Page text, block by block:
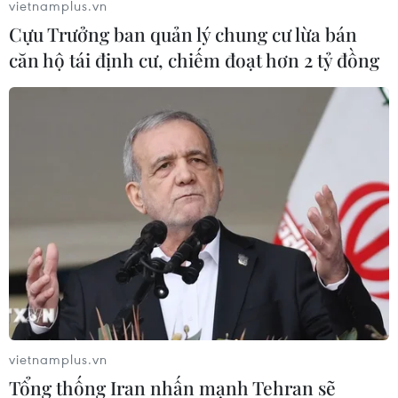
Mỹ rút khỏi Afghanistan tác động ra sao
The Indian Express đăng bài của nhà bình luận chính trị
hàng đầu Ấn Độ Raja Mohan, Giám đốc Viện nghiên
cứu Nam Á, về tác động và ý nghĩa của việc quân đội
Mỹ rút khỏi Afghanistan đối với Nam Á.
vietnamplus.vn
Cựu Trưởng ban quản lý chung cư lừa bán
căn hộ tái định cư, chiếm đoạt hơn 2 tỷ đồng
vietnamplus.vn
Tổng thống Iran nhấn mạnh Tehran sẽ